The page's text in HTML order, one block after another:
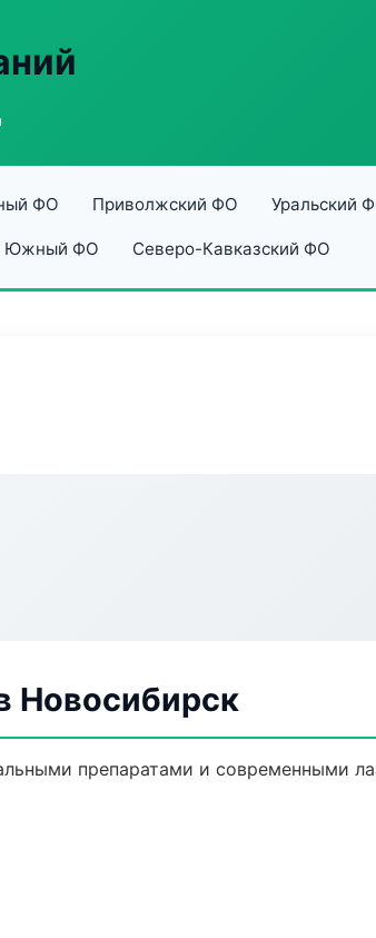
ФО Приволжский ФО Уральский
Южный ФО Северо-Кавказский ФО
Новосибирск
препаратами и современными